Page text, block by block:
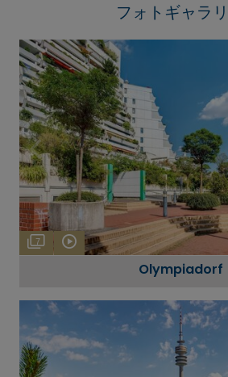
フォトギャラ
7
Olympiadorf